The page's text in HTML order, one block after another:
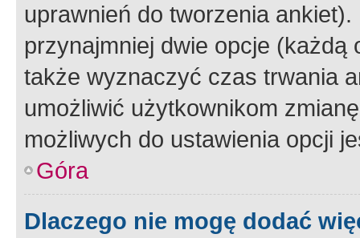
uprawnień do tworzenia
przynajmniej dwie opcje
także wyznaczyć czas trwania
umożliwić użytkownikom
możliwych do ustawienia opcji
Góra
Dlaczego nie mogę dodać